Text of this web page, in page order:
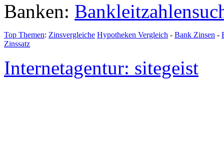
Banken:
Top Themen: Zinsvergleiche Hypotheken Vergleich - Bank Zinsen -
Zinssatz
Internetagentur: sitegeist